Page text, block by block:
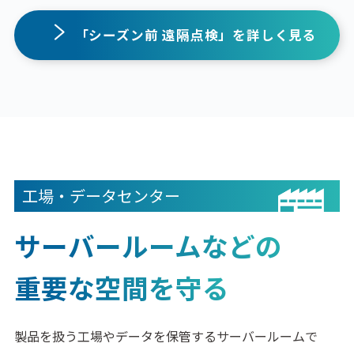
「シーズン前 遠隔点検」を詳しく見る
工場・データセンター
サーバールームなどの
重要な空間を守る
製品を扱う工場やデータを保管するサーバールームで